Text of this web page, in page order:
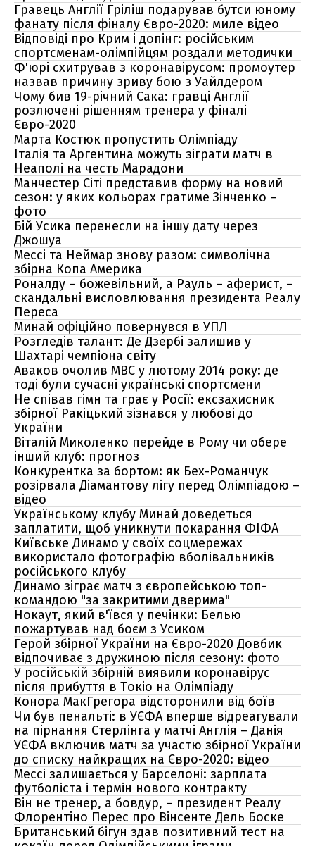
Гравець Англії Гріліш подарував бутси юному
фанату після фіналу Євро-2020: миле відео
Відповіді про Крим і допінг: російським
спортсменам-олімпійцям роздали методички
Ф'юрі схитрував з коронавірусом: промоутер
назвав причину зриву бою з Уайлдером
Чому бив 19-річний Сака: гравці Англії
розлючені рішенням тренера у фіналі
Євро-2020
Марта Костюк пропустить Олімпіаду
Італія та Аргентина можуть зіграти матч в
Неаполі на честь Марадони
Манчестер Сіті представив форму на новий
сезон: у яких кольорах гратиме Зінченко –
фото
Бій Усика перенесли на іншу дату через
Джошуа
Мессі та Неймар знову разом: символічна
збірна Копа Америка
Роналду – божевільний, а Рауль – аферист, –
скандальні висловлювання президента Реалу
Переса
Минай офіційно повернувся в УПЛ
Розгледів талант: Де Дзербі залишив у
Шахтарі чемпіона світу
Аваков очолив МВС у лютому 2014 року: де
тоді були сучасні українські спортсмени
Не співав гімн та грає у Росії: ексзахисник
збірної Ракіцький зізнався у любові до
України
Віталій Миколенко перейде в Рому чи обере
інший клуб: прогноз
Конкурентка за бортом: як Бех-Романчук
розірвала Діамантову лігу перед Олімпіадою –
відео
Українському клубу Минай доведеться
заплатити, щоб уникнути покарання ФІФА
Київське Динамо у своїх соцмережах
використало фотографію вболівальників
російського клубу
Динамо зіграє матч з європейською топ-
командою "за закритими дверима"
Нокаут, який в'ївся у печінки: Белью
пожартував над боєм з Усиком
Герой збірної України на Євро-2020 Довбик
відпочиває з дружиною після сезону: фото
У російській збірній виявили коронавірус
після прибуття в Токіо на Олімпіаду
Конора МакГрегора відсторонили від боїв
Чи був пенальті: в УЄФА вперше відреагували
на пірнання Стерлінга у матчі Англія – Данія
УЄФА включив матч за участю збірної України
до списку найкращих на Євро-2020: відео
Мессі залишається у Барселоні: зарплата
футболіста і термін нового контракту
Він не тренер, а бовдур, – президент Реалу
Флорентіно Перес про Вінсенте Дель Боске
Британський бігун здав позитивний тест на